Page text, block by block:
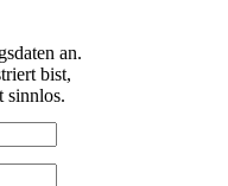
an.
bist,
sinnlos.